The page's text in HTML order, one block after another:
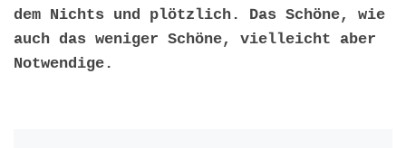
dem Nichts und plötzlich. Das Schöne, wie
auch das weniger Schöne, vielleicht aber
Notwendige.